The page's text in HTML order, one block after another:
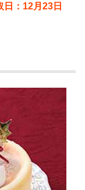
：12月23日